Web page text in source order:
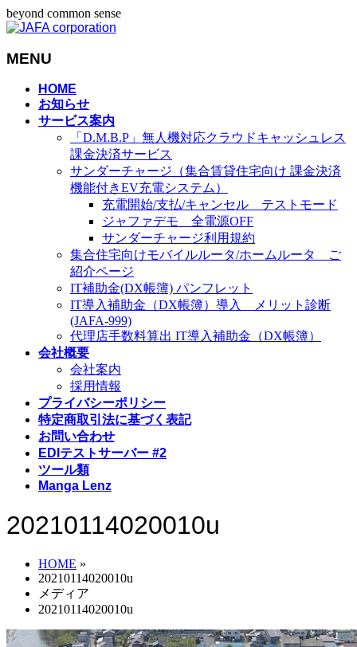
beyond common sense
MENU
HOME
お知らせ
サービス案内
「D.M.B.P」無人機対応クラウドキャッシュレス
課金決済サービス
サンダーチャージ（集合賃貸住宅向け 課金決済
機能付きEV充電システム）
充電開始/支払/キャンセル テストモード
ジャファデモ 全電源OFF
サンダーチャージ利用規約
集合住宅向けモバイルルータ/ホームルータ ご
紹介ページ
IT補助金(DX帳簿) パンフレット
IT導入補助金（DX帳簿）導入 メリット診断
(JAFA-999)
代理店手数料算出 IT導入補助金（DX帳簿）
会社概要
会社案内
採用情報
プライバシーポリシー
特定商取引法に基づく表記
お問い合わせ
EDIテストサーバー #2
ツール類
Manga Lenz
20210114020010u
HOME »
20210114020010u
メディア
20210114020010u